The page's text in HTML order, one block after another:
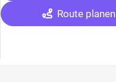
Route planen